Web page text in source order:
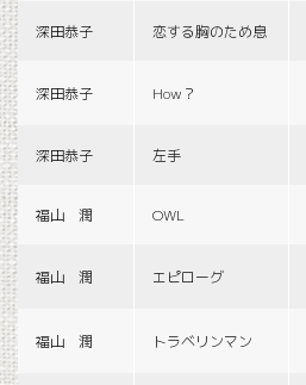
深田恭子 恋する胸のため息
深田恭子 How？
深田恭子 左手
福山 潤 OWL
福山 潤 エピローグ
福山 潤 トラベリンマン